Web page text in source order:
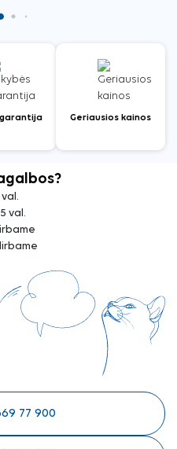
garantija Geriausios kainos
val.
val.
77 900